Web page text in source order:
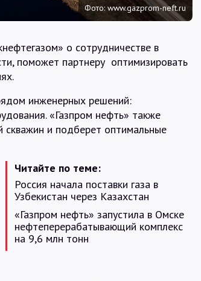
Фото: www.gazprom-neft.ru
о сотрудничестве в
поможет партнеру оптимизировать
инженерных решений:
«Газпром нефть» также
скважин и подберет оптимальные
Читайте по теме:
Россия начала поставки газа в
Узбекистан через Казахстан
«Газпром нефть» запустила в Омске
нефтеперерабатывающий комплекс
на 9,6 млн тонн